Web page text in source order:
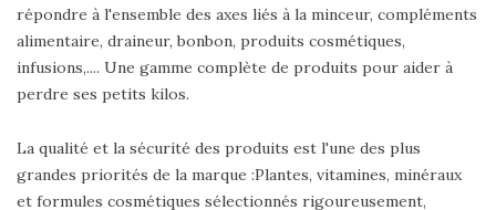
répondre à l'ensemble des axes liés à la minceur, compléments
alimentaire, draineur, bonbon, produits cosmétiques,
infusions,.... Une gamme complète de produits pour aider à
perdre ses petits kilos.
La qualité et la sécurité des produits est l'une des plus
grandes priorités de la marque :Plantes, vitamines, minéraux
et formules cosmétiques sélectionnés rigoureusement,